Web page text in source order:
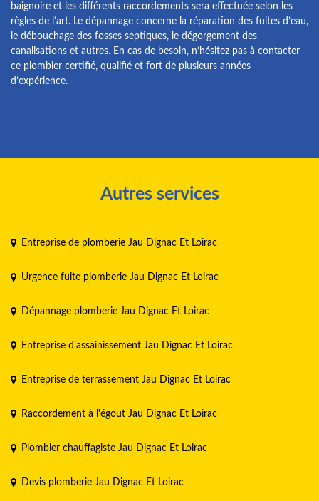
baignoire et les différents raccordements sera effectuée selon les
règles de l’art. Le dépannage concerne la réparation des fuites d’eau,
le débouchage des fosses septiques, le dégorgement des
canalisations et autres. En cas de besoin, n’hésitez pas à contacter
ce plombier certifié, qualifié et fort de plusieurs années
d’expérience.
Autres services
Entreprise de plomberie Jau Dignac Et Loirac
Urgence fuite plomberie Jau Dignac Et Loirac
Dépannage plomberie Jau Dignac Et Loirac
Entreprise d'assainissement Jau Dignac Et Loirac
Entreprise de terrassement Jau Dignac Et Loirac
Raccordement à l'égout Jau Dignac Et Loirac
Plombier chauffagiste Jau Dignac Et Loirac
Devis plomberie Jau Dignac Et Loirac